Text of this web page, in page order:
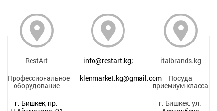
RestArt
Профессиональное
оборудование
г. Бишкек, пр.
info@restart.kg;
klenmarket.kg@gmail.com
italbrands.kg
Посуда
приемиум-класса
г. Бишкек, ул.